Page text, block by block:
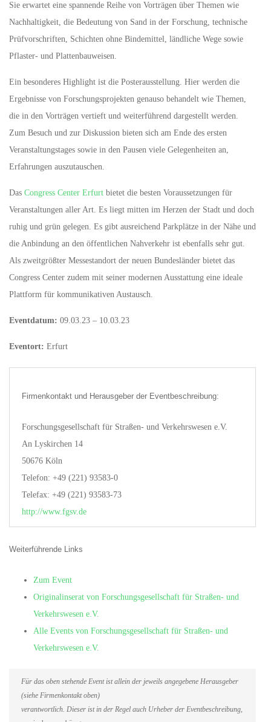
Sie erwartet eine spannende Reihe von Vorträgen über Themen wie
Nachhaltigkeit, die Bedeutung von Sand in der Forschung, technische
Prüfvorschriften, Schichten ohne Bindemittel, ländliche Wege sowie
Pflaster- und Plattenbauweisen.
Ein besonderes Highlight ist die Posterausstellung. Hier werden die
Ergebnisse von Forschungsprojekten genauso behandelt wie Themen,
die in den Vorträgen vertieft und weiterführend dargestellt werden.
Zum Besuch und zur Diskussion bieten sich am Ende des ersten
Veranstaltungstages sowie in den Pausen viele Gelegenheiten an,
Erfahrungen auszutauschen.
Das Congress Center Erfurt bietet die besten Voraussetzungen für
Veranstaltungen aller Art. Es liegt mitten im Herzen der Stadt und doch
ruhig und grün gelegen. Es gibt ausreichend Parkplätze in der Nähe und
die Anbindung an den öffentlichen Nahverkehr ist ebenfalls sehr gut.
Als zweitgrößter Messestandort der neuen Bundesländer bietet das
Congress Center zudem mit seiner modernen Ausstattung eine ideale
Plattform für kommunikativen Austausch.
Eventdatum: 09.03.23 – 10.03.23
Eventort: Erfurt
Firmenkontakt und Herausgeber der Eventbeschreibung:
Forschungsgesellschaft für Straßen- und Verkehrswesen e.V.
An Lyskirchen 14
50676 Köln
Telefon: +49 (221) 93583-0
Telefax: +49 (221) 93583-73
http://www.fgsv.de
Weiterführende Links
Zum Event
Originalinserat von Forschungsgesellschaft für Straßen- und
Verkehrswesen e.V.
Alle Events von Forschungsgesellschaft für Straßen- und
Verkehrswesen e.V.
Für das oben stehende Event ist allein der jeweils angegebene Herausgeber
(siehe Firmenkontakt oben)
verantwortlich. Dieser ist in der Regel auch Urheber der Eventbeschreibung,